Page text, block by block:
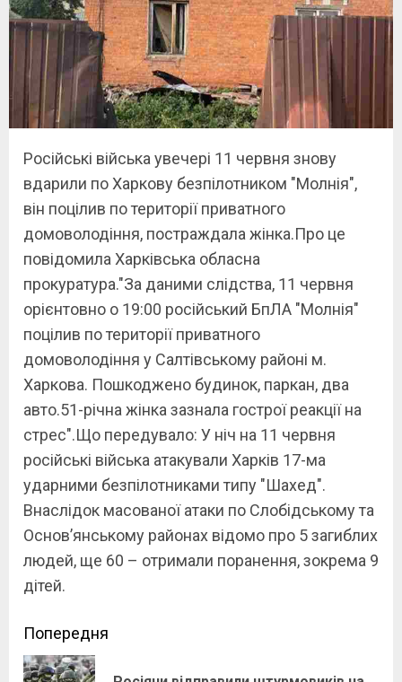
Російські війська увечері 11 червня знову
вдарили по Харкову безпілотником "Молнія",
він поцілив по території приватного
домоволодіння, постраждала жінка.Про це
повiдомила Харківська обласна
прокуратура."За даними слідства, 11 червня
орієнтовно о 19:00 російський БпЛА "Молнія"
поцілив по території приватного
домоволодіння у Салтівському районі м.
Харкова. Пошкоджено будинок, паркан, два
авто.51-річна жінка зазнала гострої реакції на
стрес".Що передувало: У ніч на 11 червня
російські війська атакували Харків 17-ма
ударними безпілотниками типу "Шахед".
Внаслідок масованої атаки по Слобідському та
Основʼянському районах відомо про 5 загиблих
людей, ще 60 – отримали поранення, зокрема 9
дітей.
Continue
Reading
Попередня